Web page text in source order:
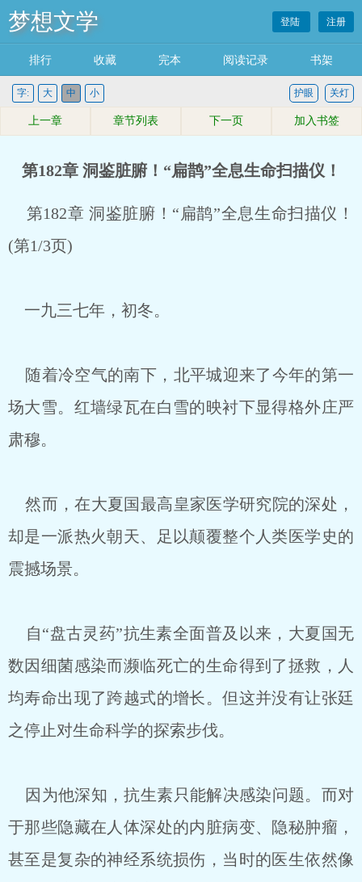
梦想文学 登陆 注册
排行 收藏 完本 阅读记录 书架
字: 大 中 小 关灯
护眼
上一章 章节列表 下一页 加入书签
第182章 洞鉴脏腑！“扁鹊”全息生命扫描仪！
第182章 洞鉴脏腑！“扁鹊”全息生命扫描仪！
(第1/3页)
一九三七年，初冬。
随着冷空气的南下，北平城迎来了今年的第一
场大雪。红墙绿瓦在白雪的映衬下显得格外庄严
肃穆。
然而，在大夏国最高皇家医学研究院的深处，
却是一派热火朝天、足以颠覆整个人类医学史的
震撼场景。
自“盘古灵药”抗生素全面普及以来，大夏国无
数因细菌感染而濒临死亡的生命得到了拯救，人
均寿命出现了跨越式的增长。但这并没有让张廷
之停止对生命科学的探索步伐。
因为他深知，抗生素只能解决感染问题。而对
于那些隐藏在人体深处的内脏病变、隐秘肿瘤，
甚至是复杂的神经系统损伤，当时的医生依然像